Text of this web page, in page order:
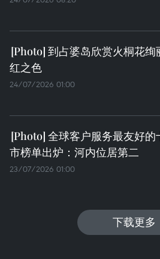
到占婆岛欣赏火桐花绚
红之色
24/07/2026 01:00
全球客户服务最友好的
市榜单出炉：河内位居第二
23/07/2026 01:00
下载更多